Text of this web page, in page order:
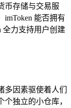
币存储与交易服
能否拥有
全力支持用户创建
因素驱使着人们
独立的小仓库，